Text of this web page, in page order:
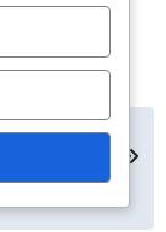
ルール、ユ
則、戦術的
調整